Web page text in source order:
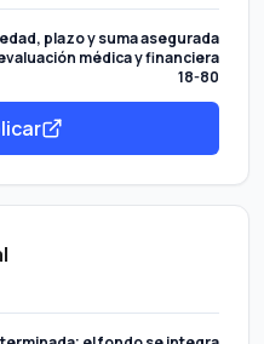
plazo y suma asegurada
médica y financiera
18-80